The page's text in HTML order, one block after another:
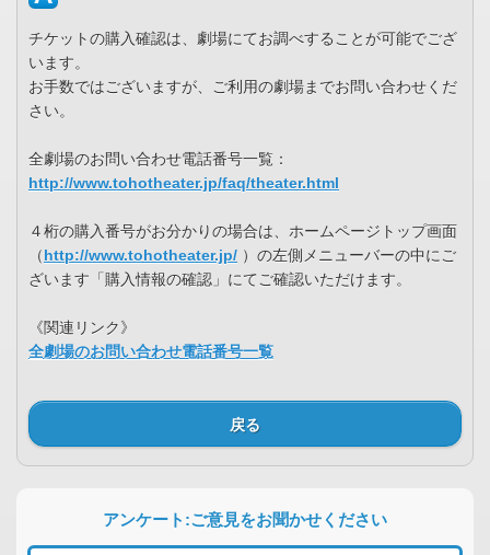
チケットの購入確認は、劇場にてお調べすることが可能でござ
います。
お手数ではございますが、ご利用の劇場までお問い合わせくだ
さい。
全劇場のお問い合わせ電話番号一覧：
http://www.tohotheater.jp/faq/theater.html
４桁の購入番号がお分かりの場合は、ホームページトップ画面
（http://www.tohotheater.jp/ ）の左側メニューバーの中にご
ざいます「購入情報の確認」にてご確認いただけます。
《関連リンク》
全劇場のお問い合わせ電話番号一覧
戻る
アンケート:ご意見をお聞かせください